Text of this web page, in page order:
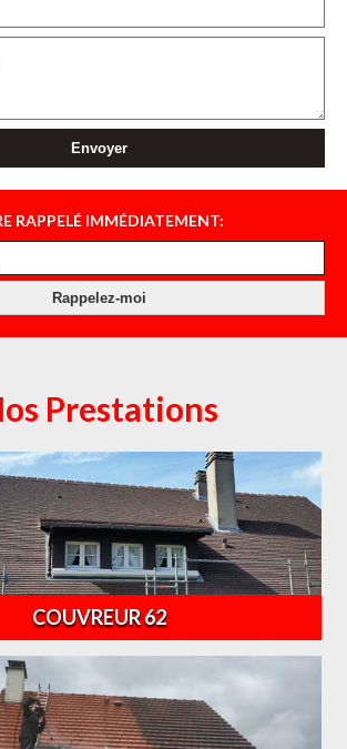
RAPPELÉ IMMÉDIATEMENT:
Prestations
COUVREUR 62